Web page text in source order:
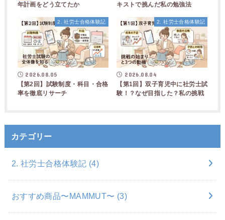
年計画をどう立てたか
キストで挑んだ私の勉強法
2. 社労士合格体験記
2026.08.05
【第2回】試験制度・科目・合格
率を徹底リサーチ
2. 社労士合格体験記
2026.08.04
【第1回】双子育児中に社労士試
験！？なぜ目指した？私の挑戦
カテゴリー
2. 社労士合格体験記 (4)
おすすめ商品〜MAMMUT〜 (3)